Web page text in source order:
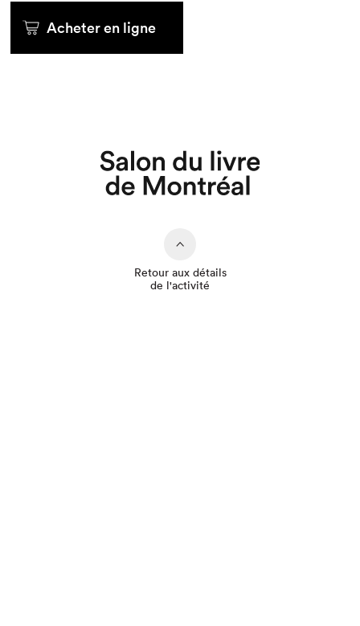
Que cherchez-vous?
Acheter en ligne
Retour aux détails
de l'activité